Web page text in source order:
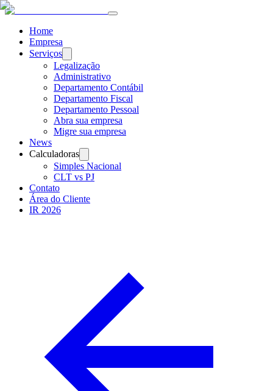
Home
Empresa
Serviços
Legalização
Administrativo
Departamento Contábil
Departamento Fiscal
Departamento Pessoal
Abra sua empresa
Migre sua empresa
News
Calculadoras
Simples Nacional
CLT vs PJ
Contato
Área do Cliente
IR 2026